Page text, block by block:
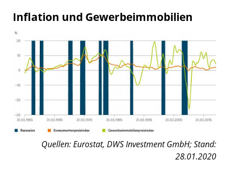
Inflation und Gewerbeimmobilien
Quellen: Eurostat, DWS Investment GmbH; Stand:
28.01.2020